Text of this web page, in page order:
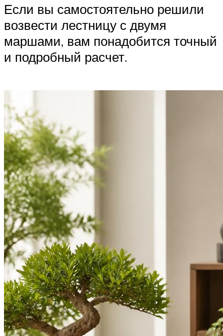
Если вы самостоятельно решили
возвести лестницу с двумя
маршами, вам понадобится точный
и подробный расчет.